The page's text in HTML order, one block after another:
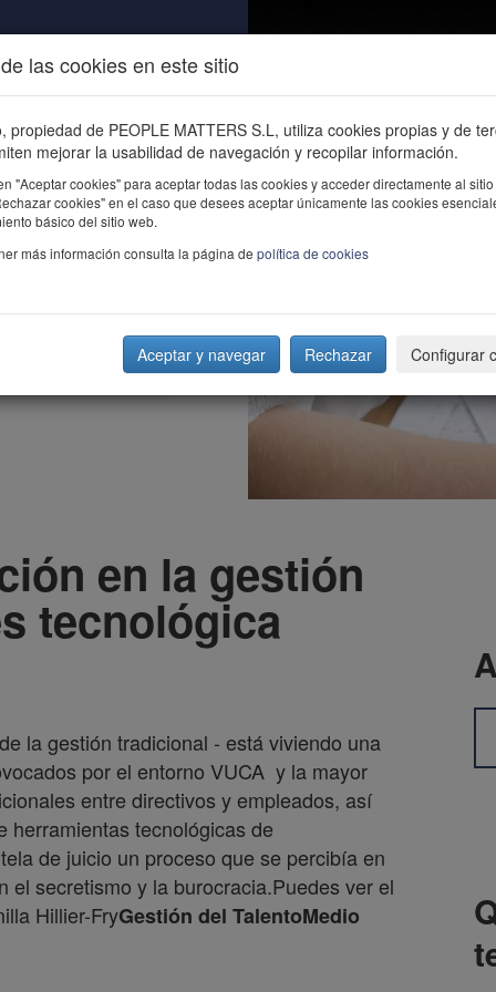
ÚNETE CONTACTO
es tecnológica
en la gestión
tecnológica
la gestión tradicional - está viviendo una
por el entorno VUCA y la mayor
entre directivos y empleados, así
herramientas tecnológicas de
de juicio un proceso que se percibía en
secretismo y la burocracia.Puedes ver el
Hillier-FryGestión del TalentoMedio
las cookies en este sitio
propiedad de PEOPLE MATTERS S.L, utiliza cookies propias y de
mejorar la usabilidad de navegación y recopilar información.
"Aceptar cookies" para aceptar todas las cookies y acceder directamente al
cookies" en el caso que desees aceptar únicamente las cookies
básico del sitio web.
más información consulta la página de política de cookies
Aceptar y navegar Rechazar Configurar